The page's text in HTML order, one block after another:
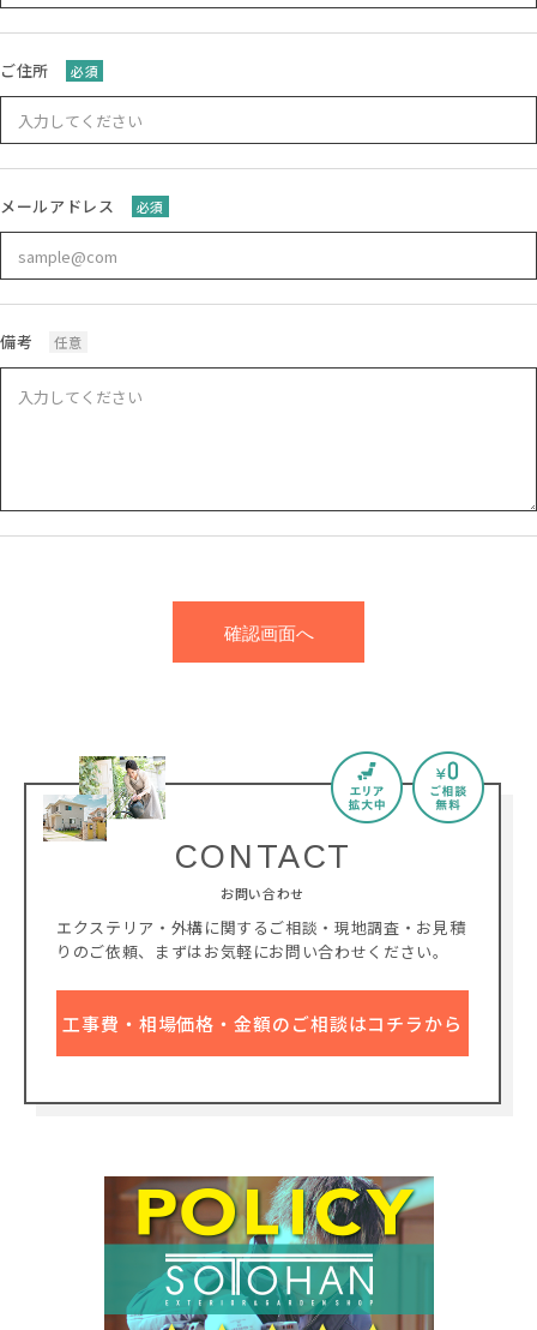
ご住所 必須
メールアドレス 必須
備考 任意
確認画面へ
CONTACT
お問い合わせ
エクステリア・外構に関するご相談・現地調査・お見積
りのご依頼、
まずはお気軽にお問い合わせください。
工事費・相場価格・金額のご相談はコチラから